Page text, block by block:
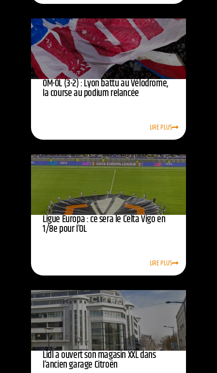
OM-OL (3-2) : Lyon battu au Vélodrome,
la course au podium relancée
LIRE PLUS
Ligue Europa : ce sera le Celta Vigo en
1/8e pour l’OL
LIRE PLUS
Lidl a ouvert son magasin XXL dans
l’ancien garage Citroën